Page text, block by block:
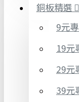
銅板精選
9元
19元
29元
39元